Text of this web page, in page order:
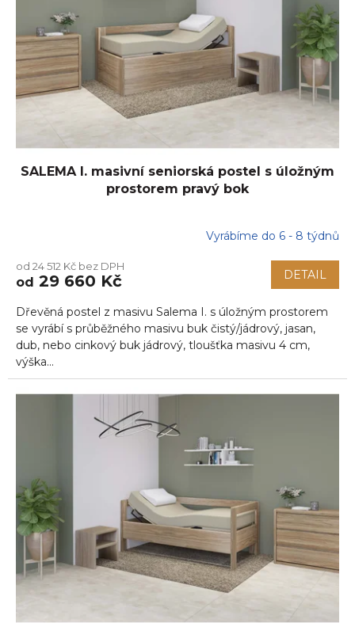
o
u
k
SALEMA I. masivní seniorská postel s úložným
prostorem pravý bok
Vyrábíme do 6 - 8 týdnů
od 24 512 Kč bez DPH
od 29 660 Kč DETAIL
Dřevěná postel z masivu Salema I. s úložným prostorem
se vyrábí s průběžného masivu buk čistý/jádrový, jasan,
dub, nebo cinkový buk jádrový, tloušťka masivu 4 cm,
výška...